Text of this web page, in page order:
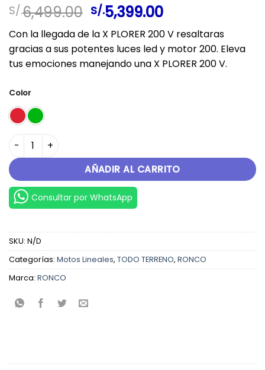
S/.6,499.00 El
precio
original
era:
S/.6,499.00.
S/.5,399.00El
precio
actual
es:
S/.5,399.00.
Con la llegada de la X PLORER 200 V resaltaras
gracias a sus potentes luces led y motor 200. Eleva
tus emociones manejando una X PLORER 200 V.
Color
X-PLORER 200V1 cantidad
AÑADIR AL CARRITO
Consultar por WhatsApp
SKU: N/D
Categorías: Motos Lineales, TODO TERRENO, RONCO
Marca: RONCO